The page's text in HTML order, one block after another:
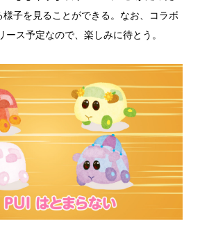
様子を見ることができる。なお、コラボ
ス予定なので、楽しみに待とう。